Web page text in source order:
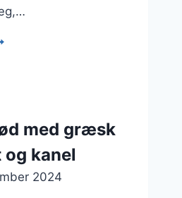
med græsk
kanel
2024